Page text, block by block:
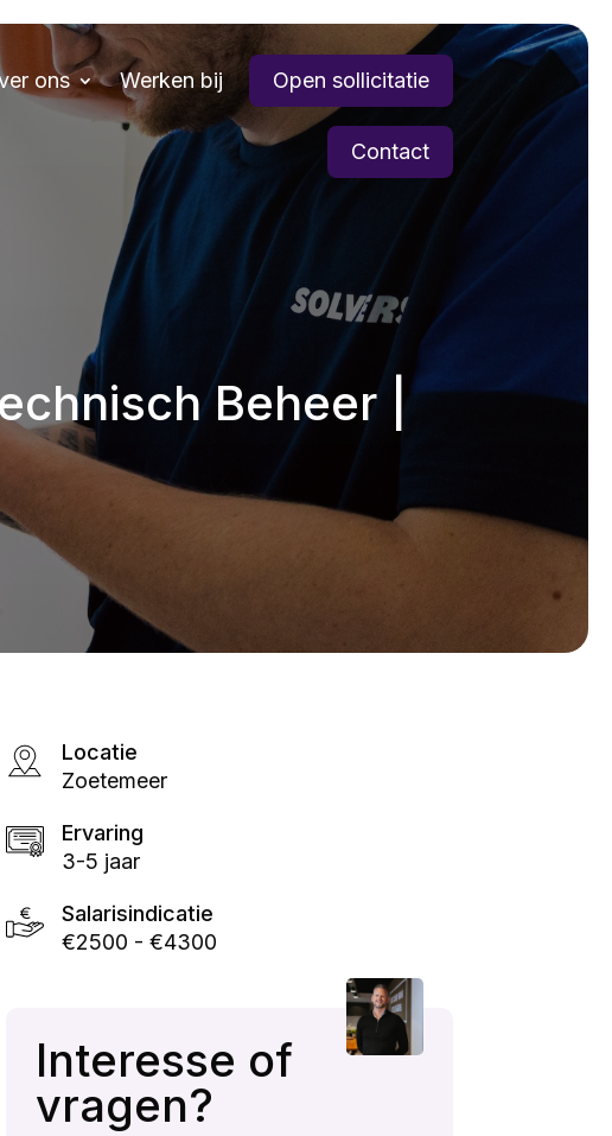
ons Werken bij Open sollicitatie
Contact
Beheer |
Locatie
Zoetemeer
Ervaring
3-5 jaar
Salarisindicatie
€2500 - €4300
Interesse of
vragen?